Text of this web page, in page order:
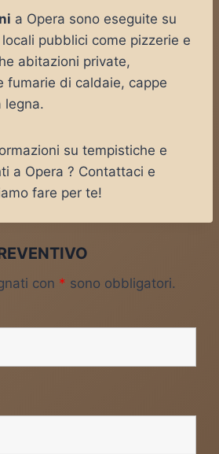
a Opera sono eseguite su
pubblici come pizzerie e
abitazioni private,
fumarie di caldaie, cappe
legna.
su tempistiche e
a Opera ? Contattaci e
fare per te!
con * sono obbligatori.